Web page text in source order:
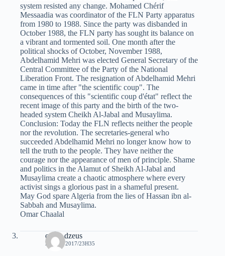
system resisted any change. Mohamed Chérif
Messaadia was coordinator of the FLN Party apparatus
from 1980 to 1988. Since the party was disbanded in
October 1988, the FLN party has sought its balance on
a vibrant and tormented soil. One month after the
political shocks of October, November 1988,
Abdelhamid Mehri was elected General Secretary of the
Central Committee of the Party of the National
Liberation Front. The resignation of Abdelhamid Mehri
came in time after "the scientific coup". The
consequences of this "scientific coup d'état" reflect the
recent image of this party and the birth of the two-
headed system Cheikh Al-Jabal and Musaylima.
Conclusion: Today the FLN reflects neither the people
nor the revolution. The secretaries-general who
succeeded Abdelhamid Mehri no longer know how to
tell the truth to the people. They have neither the
courage nor the appearance of men of principle. Shame
and politics in the Alamut of Sheikh Al-Jabal and
Musaylima create a chaotic atmosphere where every
activist sings a glorious past in a shameful present.
May God spare Algeria from the lies of Hassan ibn al-
Sabbah and Musaylima.
Omar Chaalal
oziris dzeus
21 MAI 2017/23H35